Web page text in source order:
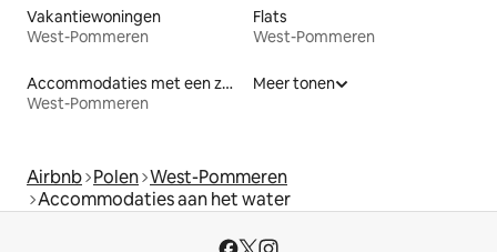
Vakantiewoningen
West-Pommeren
Flats
West-Pommeren
Accommodaties met een zwembad
West-Pommeren
Meer tonen
Airbnb Polen West-Pommeren
Accommodaties aan het water